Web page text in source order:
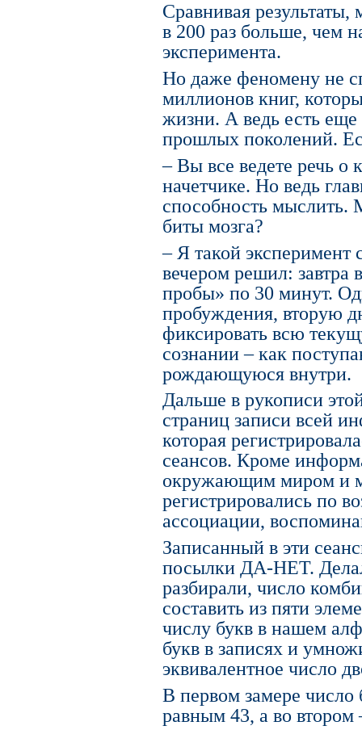
Сравнивая
в 200 раз больше, чем
эксперимента.
Но даже феномену не
миллионов книг,
жизни. А ведь есть еще
прошлых поколений.
– Вы все ведете речь о
начетчике. Но ведь
способность мыслить.
биты мозга?
– Я такой
вечером решил: завтра
пробы» по 30 минут.
пробуждения, вторую
фиксировать всю
сознании – как
рождающуюся внутри.
Дальше в рукописи
страниц записи всей
которая
сеансов. Кроме
окружающим миром и
регистрировались по
ассоциации,
Записанный в эти
посылки ДА-НЕТ.
разбирали, число
составить из пяти
числу букв в нашем
букв в записях и
эквивалентное число
В первом замере число
равным 43, а во втором